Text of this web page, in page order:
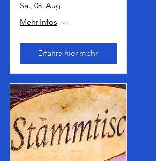
Sa., 08. Aug.
Mehr Infos
Erfahre hier mehr.